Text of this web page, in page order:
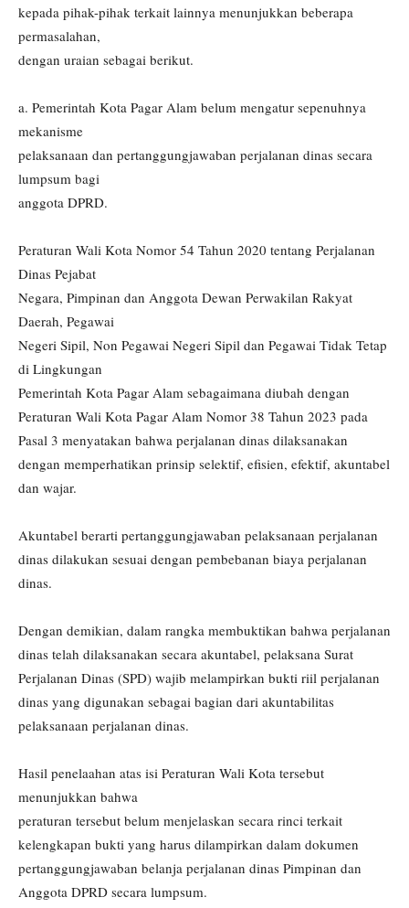
kepada pihak-pihak terkait lainnya menunjukkan beberapa
permasalahan,
dengan uraian sebagai berikut.
a. Pemerintah Kota Pagar Alam belum mengatur sepenuhnya
mekanisme
pelaksanaan dan pertanggungjawaban perjalanan dinas secara
lumpsum bagi
anggota DPRD.
Peraturan Wali Kota Nomor 54 Tahun 2020 tentang Perjalanan
Dinas Pejabat
Negara, Pimpinan dan Anggota Dewan Perwakilan Rakyat
Daerah, Pegawai
Negeri Sipil, Non Pegawai Negeri Sipil dan Pegawai Tidak Tetap
di Lingkungan
Pemerintah Kota Pagar Alam sebagaimana diubah dengan
Peraturan Wali Kota Pagar Alam Nomor 38 Tahun 2023 pada
Pasal 3 menyatakan bahwa perjalanan dinas dilaksanakan
dengan memperhatikan prinsip selektif, efisien, efektif, akuntabel
dan wajar.
Akuntabel berarti pertanggungjawaban pelaksanaan perjalanan
dinas dilakukan sesuai dengan pembebanan biaya perjalanan
dinas.
Dengan demikian, dalam rangka membuktikan bahwa perjalanan
dinas telah dilaksanakan secara akuntabel, pelaksana Surat
Perjalanan Dinas (SPD) wajib melampirkan bukti riil perjalanan
dinas yang digunakan sebagai bagian dari akuntabilitas
pelaksanaan perjalanan dinas.
Hasil penelaahan atas isi Peraturan Wali Kota tersebut
menunjukkan bahwa
peraturan tersebut belum menjelaskan secara rinci terkait
kelengkapan bukti yang harus dilampirkan dalam dokumen
pertanggungjawaban belanja perjalanan dinas Pimpinan dan
Anggota DPRD secara lumpsum.